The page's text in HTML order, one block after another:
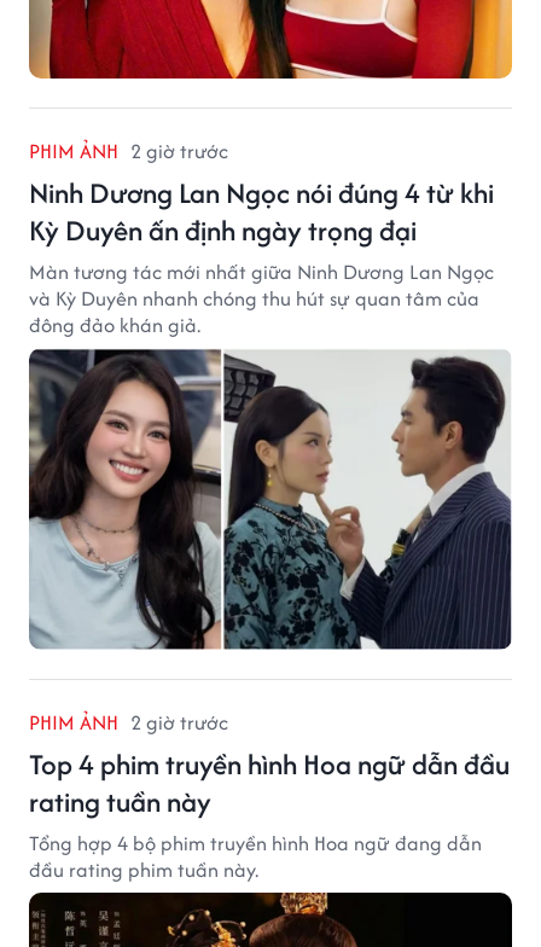
PHIM ẢNH 2 giờ trước
Ninh Dương Lan Ngọc nói đúng 4 từ khi
Kỳ Duyên ấn định ngày trọng đại
Màn tương tác mới nhất giữa Ninh Dương Lan Ngọc
và Kỳ Duyên nhanh chóng thu hút sự quan tâm của
đông đảo khán giả.
PHIM ẢNH 2 giờ trước
Top 4 phim truyền hình Hoa ngữ dẫn đầu
rating tuần này
Tổng hợp 4 bộ phim truyền hình Hoa ngữ đang dẫn
đầu rating phim tuần này.